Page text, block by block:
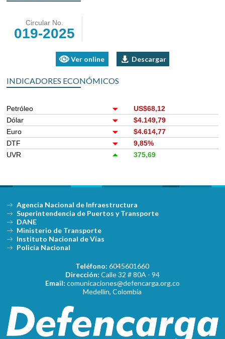
Circular No.
019-2025
Ver online Descargar
INDICADORES ECONÓMICOS
Petróleo
US$68,12
Dólar
$4.149,79
Euro
$4.614,77
DTF
9,85%
UVR
375,69
Agencia Nacional de Infraestructura
Superintendencia de Puertos y Transporte
DANE
Ministerio de Transporte
Instituto Nacional de Vías
Policía Nacional
Teléfono: 6045601660
Dirección: Calle 32 # 80A - 94
Email: comunicaciones@defencarga.org.co
Medellín, Colombia